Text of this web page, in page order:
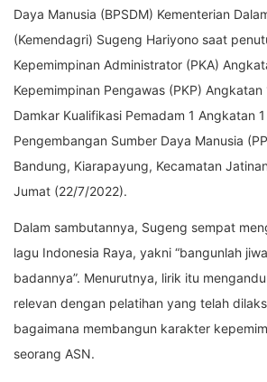
Daya Manusia (BPSDM) Kementerian
(Kemendagri) Sugeng Hariyono saat
Kepemimpinan Administrator (PKA)
Kepemimpinan Pengawas (PKP) Angkatan
Damkar Kualifikasi Pemadam 1 Angkatan
Pengembangan Sumber Daya Manusia
Bandung, Kiarapayung, Kecamatan
Jumat (22/7/2022).
Dalam sambutannya, Sugeng sempat
lagu Indonesia Raya, yakni “bangunlah
badannya”. Menurutnya, lirik itu
relevan dengan pelatihan yang telah
bagaimana membangun karakter
seorang ASN.